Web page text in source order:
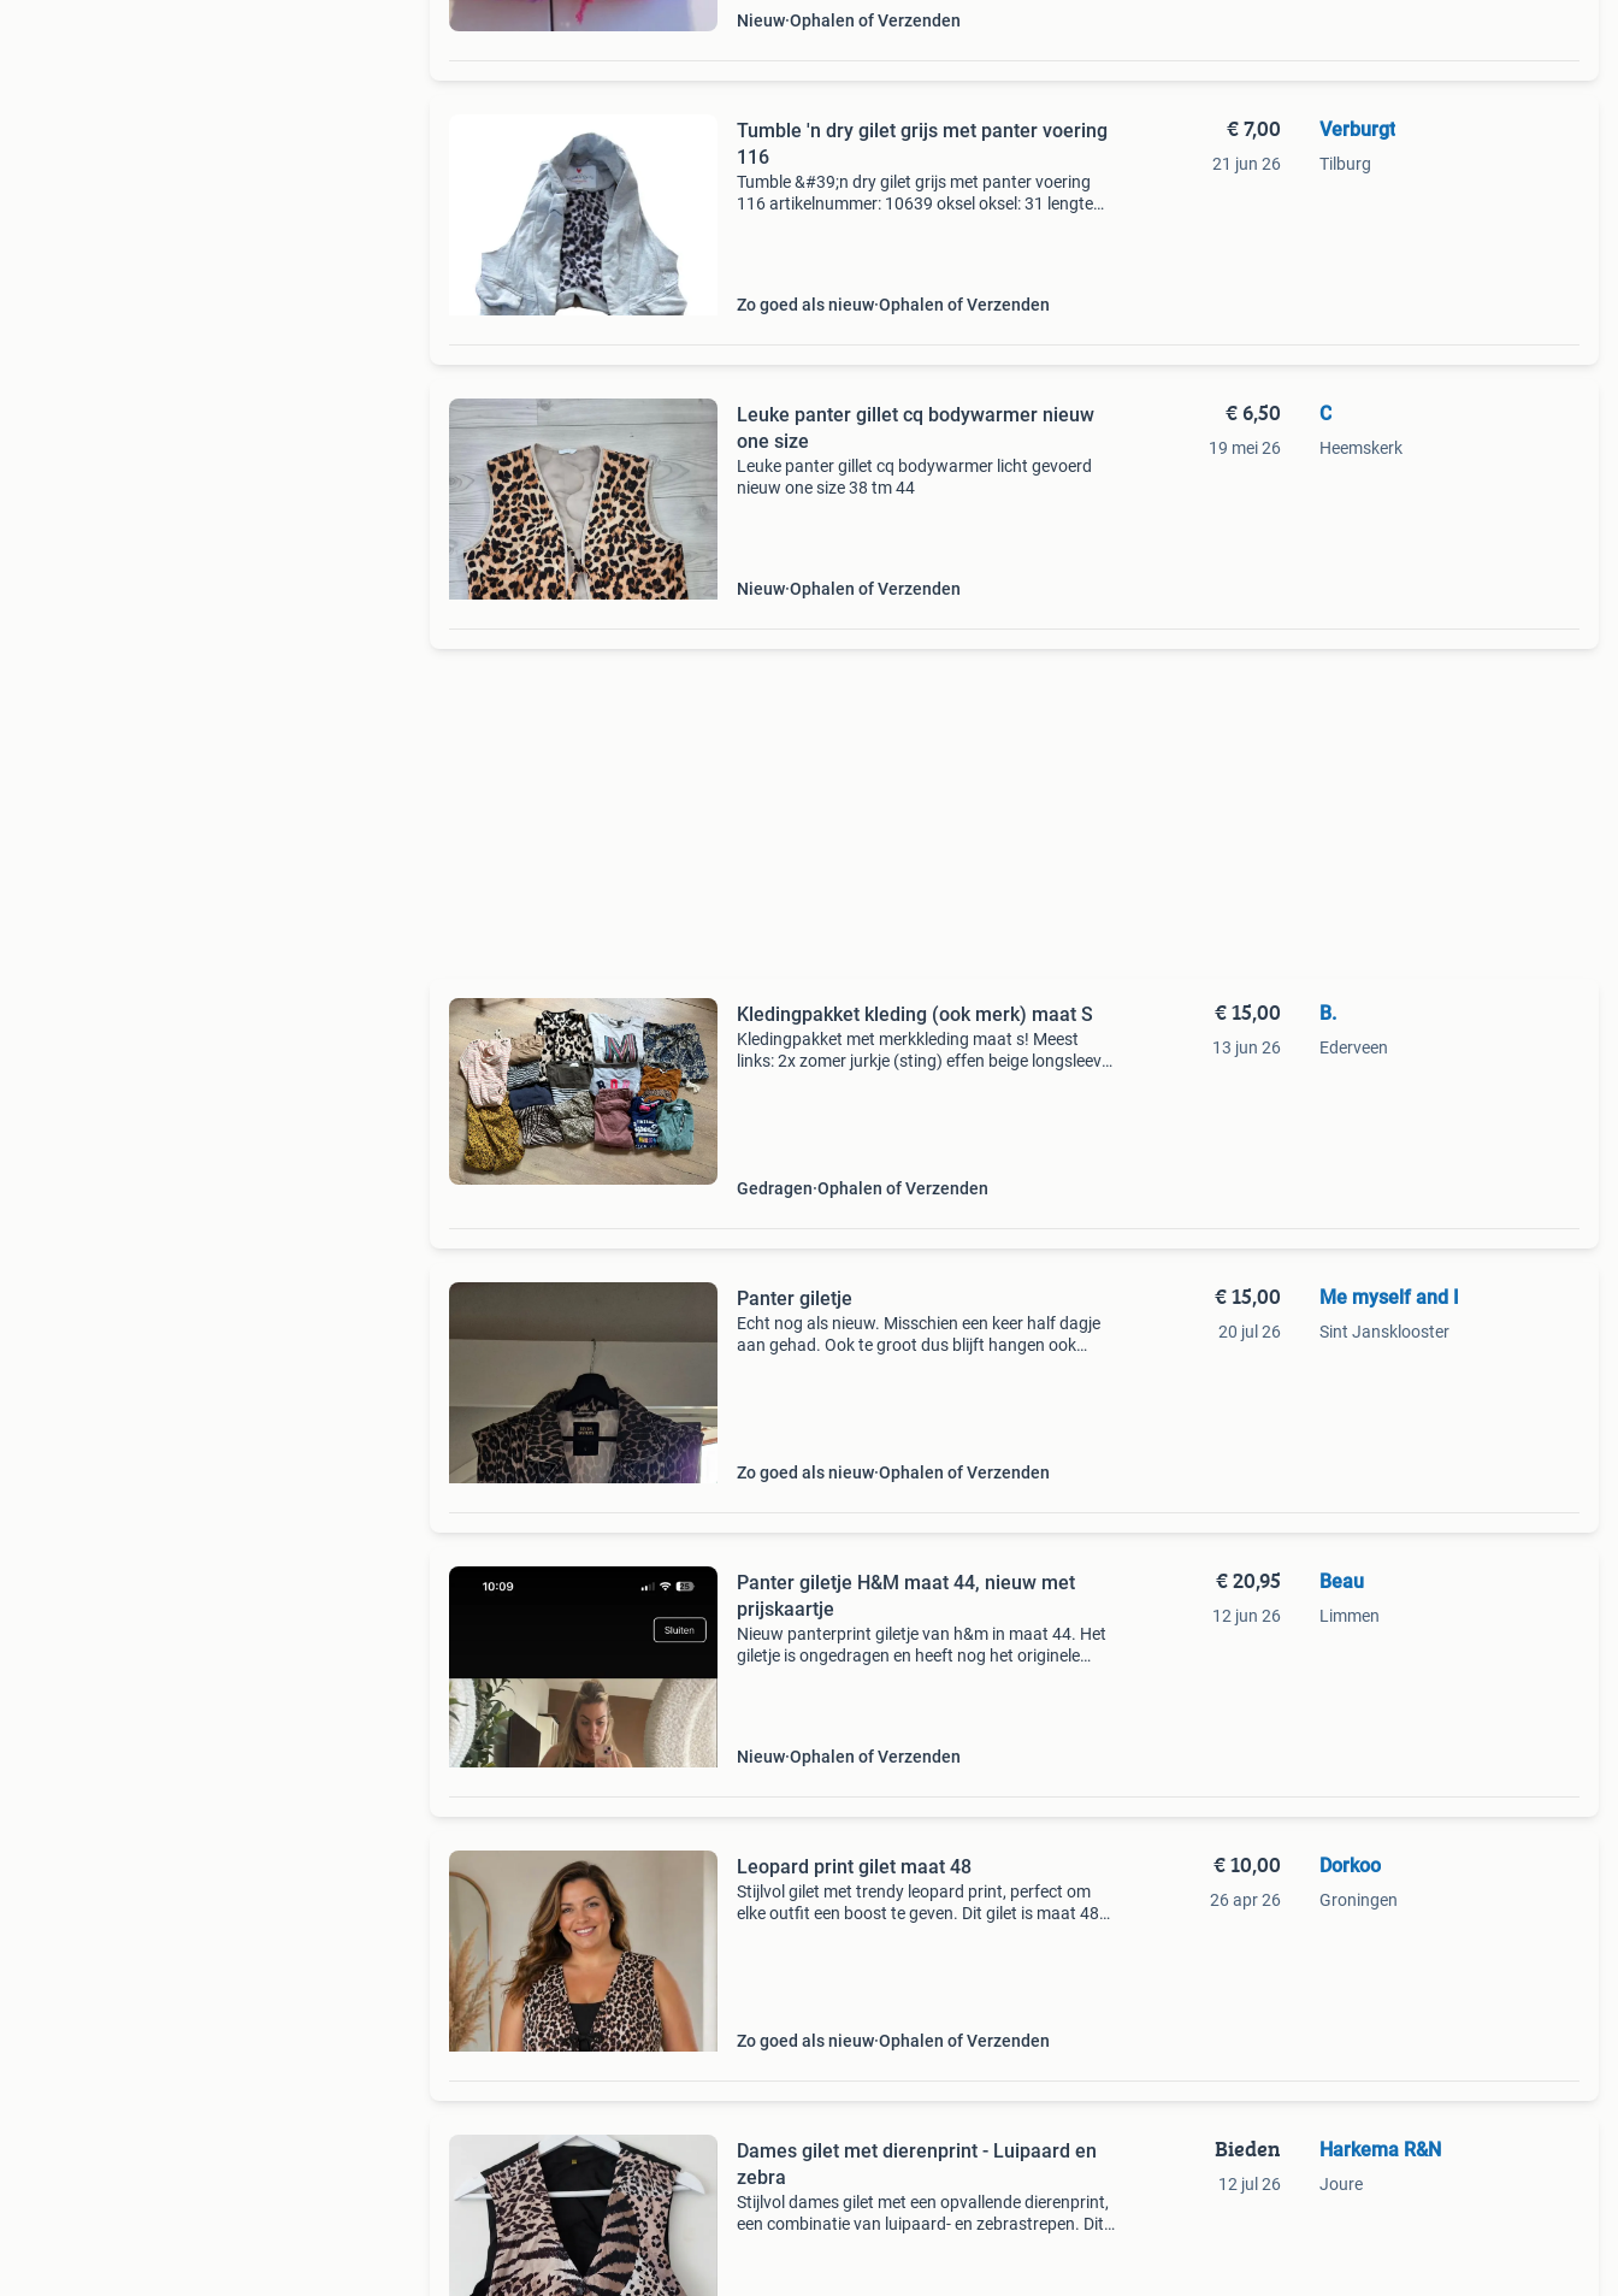
Nieuw Ophalen of Verzenden
Tumble 'n dry gilet grijs met panter voering
116
Tumble &#39;n dry gilet grijs met panter voering
116 artikelnummer: 10639 oksel oksel: 31 lengte
Zo goed als nieuw Ophalen of Verzenden
€ 7,00
21 jun 26
Verburgt
Tilburg
Leuke panter gillet cq bodywarmer nieuw
one size
Leuke panter gillet cq bodywarmer licht gevoerd
nieuw one size 38 tm 44
Nieuw Ophalen of Verzenden
€ 6,50
19 mei 26
C
Heemskerk
Kledingpakket kleding (ook merk) maat S
Kledingpakket met merkkleding maat s! Meest
links: 2x zomer jurkje (sting) effen beige longsleeve
Gedragen Ophalen of Verzenden
€ 15,00
13 jun 26
B.
Ederveen
Panter giletje
Echt nog als nieuw. Misschien een keer half dagje
aan gehad. Ook te groot dus blijft hangen ook
Zo goed als nieuw Ophalen of Verzenden
€ 15,00
20 jul 26
Me myself and I
Sint Jansklooster
Panter giletje H&M maat 44, nieuw met
prijskaartje
Nieuw panterprint giletje van h&m in maat 44. Het
giletje is ongedragen en heeft nog het originele
Nieuw Ophalen of Verzenden
€ 20,95
12 jun 26
Beau
Limmen
Leopard print gilet maat 48
Stijlvol gilet met trendy leopard print, perfect om
elke outfit een boost te geven. Dit gilet is maat 48
Zo goed als nieuw Ophalen of Verzenden
€ 10,00
26 apr 26
Dorkoo
Groningen
Dames gilet met dierenprint - Luipaard en
zebra
Stijlvol dames gilet met een opvallende dierenprint,
een combinatie van luipaard- en zebrastrepen. Dit
Bieden
12 jul 26
Harkema R&N
Joure